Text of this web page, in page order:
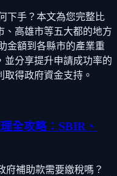
下手？本文為您完整比
、高雄市等五大都的地方
金額到各縣市的產業重
並分享提升申請成功率的
得政府資金支持。
全攻略：SBIR、
府補助款需要繳稅嗎？